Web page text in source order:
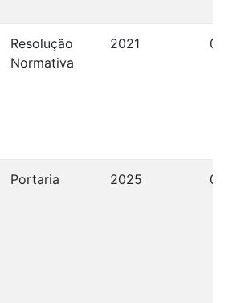
Resolução
Normativa
2021 01/
Portaria 2025 09/